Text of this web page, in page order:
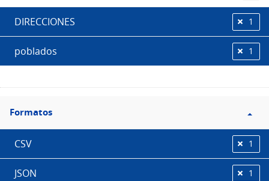
DIRECCIONES 1
poblados 1
Filtro
Formatos
Formatos
CSV 1
JSON 1